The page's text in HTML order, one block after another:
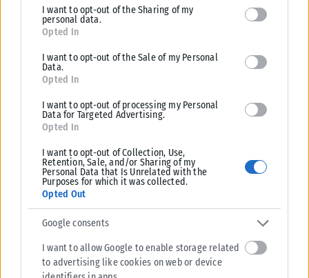
deny consent to Google and its third-party tags to use your data
for below specified purposes in below Google consent section.
I want to opt-out of the Sharing of my
personal data.
Opted In
I want to opt-out of the Sale of my Personal
Data.
Opted In
I want to opt-out of processing my Personal
Data for Targeted Advertising.
Opted In
I want to opt-out of Collection, Use,
Retention, Sale, and/or Sharing of my
Personal Data that Is Unrelated with the
Purposes for which it was collected.
Opted Out
Google consents
I want to allow Google to enable storage related
to advertising like cookies on web or device
Λιβύη, Σουδάν, Ουκρανία, επισιτιστική ασφάλεια
Αναφορικά με τη Λιβύη, είπε πως είναι ένα ακανθώδες ζήτημα
και διαμήνυσε πως «συντασσόμαστε με την Ευρωπαϊκή
Ένωση και τα Ηνωμένα Έθνη σχετικά με τον καλύτερο δυνατό
εκλογές». Προέχει, υπογράμμισε, η απόσυρση των ξένων
μαχητών και μισθοφόρων. «Η χώρα πρέπει να απαλλαγεί από
κάθε ξένη στρατιωτική παρουσία και κυρίως από τους
μισθοφόρους που βρίσκονται σήμερα στη Λιβύη. Πρέπει να
επιτραπεί στον λιβυκό λαό να εκφραστεί δημοκρατικά μέσω
ελεύθερων και δίκαιων εκλογών, ώστε να αρθρωθεί μια ενιαία
φωνή στη Λιβύη με τον πιο δημοκρατικό και ανώδυνο τρόπο»
Εν συνεχεία, υπογράμμισε την ανάγκη η κατάσταση στο